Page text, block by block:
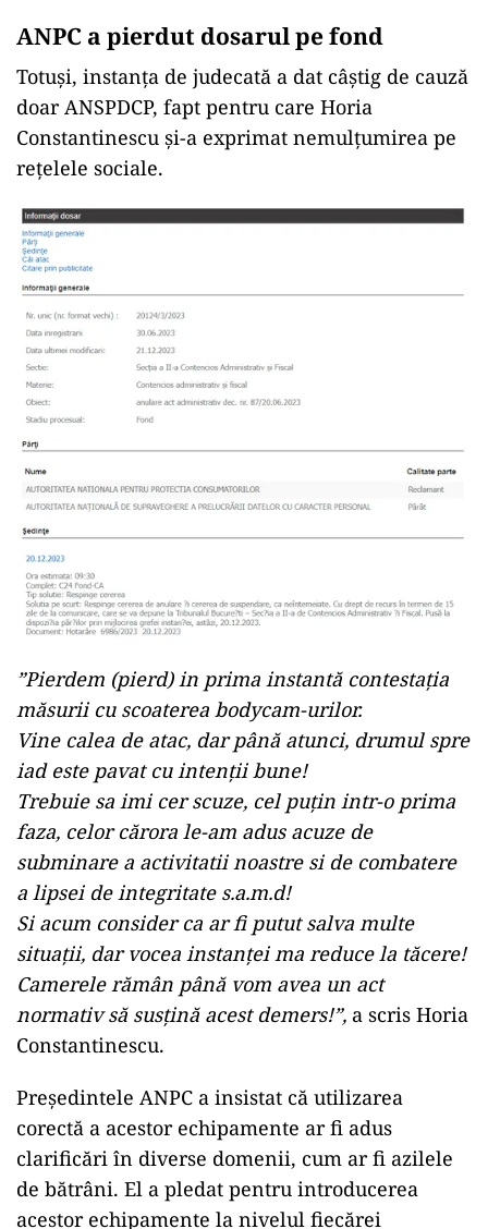
ANPC a pierdut dosarul pe fond
Totuși, instanța de judecată a dat câștig de cauză
doar ANSPDCP, fapt pentru care Horia
Constantinescu și-a exprimat nemulțumirea pe
rețelele sociale.
”Pierdem (pierd) in prima instantă contestația
măsurii cu scoaterea bodycam-urilor.
Vine calea de atac, dar până atunci, drumul spre
iad este pavat cu intenții bune!
Trebuie sa imi cer scuze, cel puțin intr-o prima
faza, celor cărora le-am adus acuze de
subminare a activitatii noastre si de combatere
a lipsei de integritate s.a.m.d!
Si acum consider ca ar fi putut salva multe
situații, dar vocea instanței ma reduce la tăcere!
Camerele rămân până vom avea un act
normativ să susțină acest demers!”, a scris Horia
Constantinescu.
Președintele ANPC a insistat că utilizarea
corectă a acestor echipamente ar fi adus
clarificări în diverse domenii, cum ar fi azilele
de bătrâni. El a pledat pentru introducerea
acestor echipamente la nivelul fiecărei